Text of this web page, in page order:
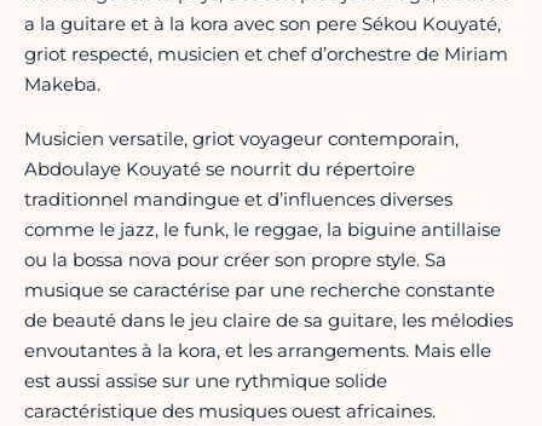
a la guitare et à la kora avec son pere Sékou Kouyaté,
griot respecté, musicien et chef d’orchestre de Miriam
Makeba.
Musicien versatile, griot voyageur contemporain,
Abdoulaye Kouyaté se nourrit du répertoire
traditionnel mandingue et d’influences diverses
comme le jazz, le funk, le reggae, la biguine antillaise
ou la bossa nova pour créer son propre style. Sa
musique se caractérise par une recherche constante
de beauté dans le jeu claire de sa guitare, les mélodies
envoutantes à la kora, et les arrangements. Mais elle
est aussi assise sur une rythmique solide
caractéristique des musiques ouest africaines.